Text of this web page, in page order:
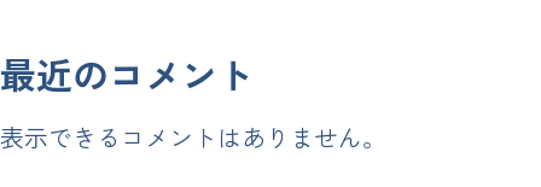
最近のコメント
表示できるコメントはありません。